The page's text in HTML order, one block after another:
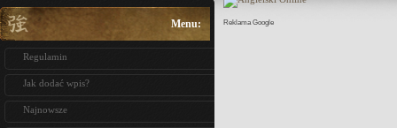
Menu:
Regulamin
Jak dodać wpis?
Najnowsze
Reklama Google